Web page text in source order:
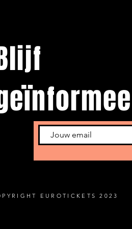
EUROTICKETS 2023